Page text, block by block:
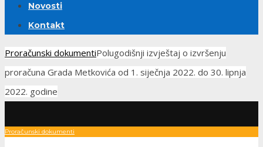
Novosti
Kontakt
Proračunski dokumentiPolugodišnji izvještaj o izvršenju
proračuna Grada Metkovića od 1. siječnja 2022. do 30. lipnja
2022. godine
Proračunski dokumenti